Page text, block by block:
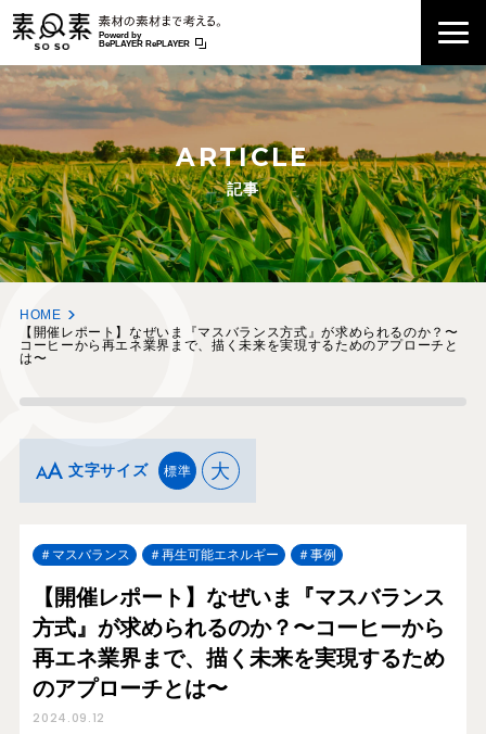
Powerd by
BePLAYER RePLAYER
ARTICLE
記事
HOME
【開催レポート】なぜいま『マスバランス方式』が求められるのか？〜
コーヒーから再エネ業界まで、描く未来を実現するためのアプローチと
は〜
文字サイズ 標準 大
マスバランス 再生可能エネルギー 事例
【開催レポート】なぜいま『マスバランス
方式』が求められるのか？〜コーヒーから
再エネ業界まで、描く未来を実現するため
のアプローチとは〜
2024.09.12